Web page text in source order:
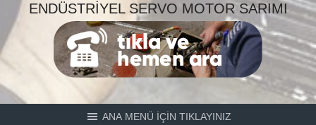
ENDÜSTRIYEL SERVO MOTOR SARIMI
ANA MENÜ İÇİN TIKLAYINIZ